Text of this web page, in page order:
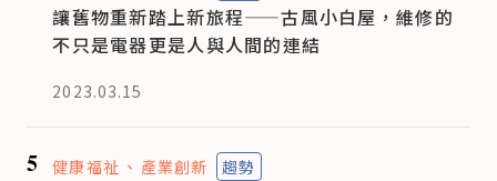
讓舊物重新踏上新旅程——古風小白屋，維修的
不只是電器更是人與人間的連結
2023.03.15
5 健康福祉 產業創新 趨勢